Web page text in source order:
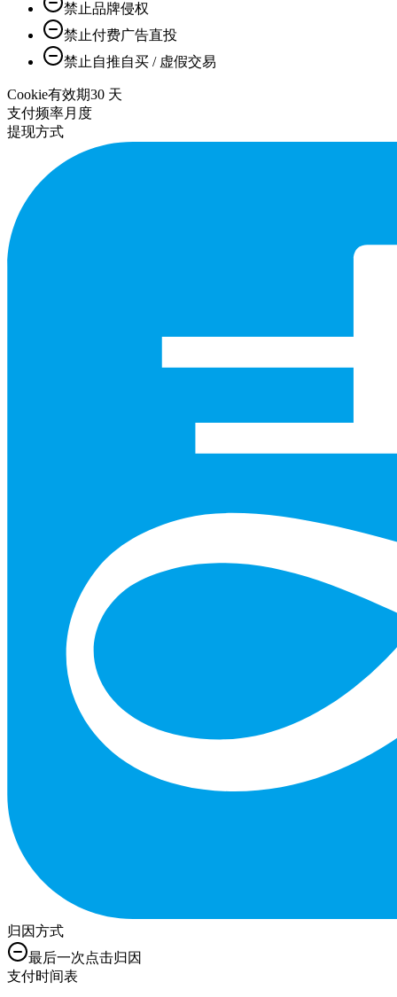
禁止品牌侵权
禁止付费广告直投
禁止自推自买 / 虚假交易
Cookie有效期30 天
支付频率月度
提现方式
归因方式
最后一次点击归因
支付时间表